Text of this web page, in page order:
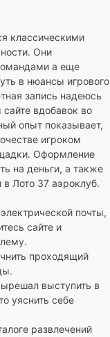
классическими
Они
а еще
в нюансы игрового
запись надеюсь
вдобавок во
опыт показывает,
игроком
Оформление
на деньги, а также
Лото 37 аэроклуб.
почты,
сайте и
проходящий
выступить в
уяснить себе
развлечений